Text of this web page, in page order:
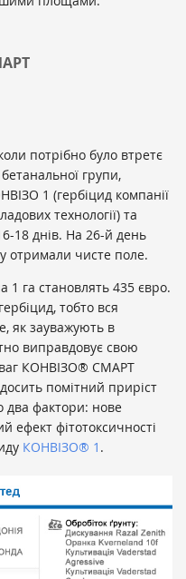
потрібно було втретє
групи,
1 (гербіцид компанії
технології) та
18 днів. На 26-й день
отримали чисте поле.
га становлять 435 євро.
тобто вся
як зауважують в
виправдовує свою
КОНВІЗО® СМАРТ
помітний приріст
два фактори: нове
ефект фітотоксичності
КОНВІЗО® 1 .